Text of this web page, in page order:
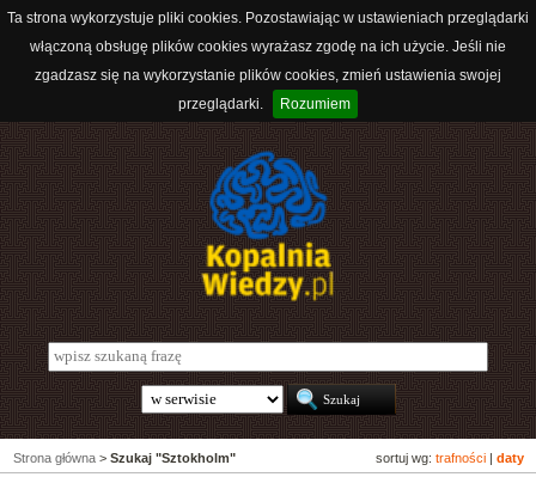
Ta strona wykorzystuje pliki cookies. Pozostawiając w ustawieniach przeglądarki
włączoną obsługę plików cookies wyrażasz zgodę na ich użycie. Jeśli nie
zgadzasz się na wykorzystanie plików cookies, zmień ustawienia swojej
przeglądarki.
Rozumiem
sortuj wg: trafności daty
Strona główna > Szukaj "Sztokholm"